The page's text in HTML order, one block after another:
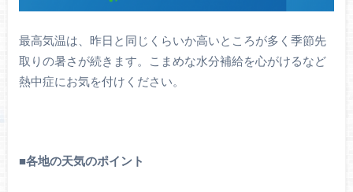
最高気温は、昨日と同じくらいか高いところが多く季節先
取りの暑さが続きます。こまめな水分補給を心がけるなど
熱中症にお気を付けください。
■各地の天気のポイント